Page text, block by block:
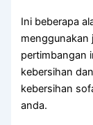
Ini beberapa
menggunakan
pertimbangan
kebersihan
kebersihan
anda.